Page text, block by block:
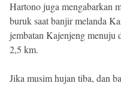
Hartono juga mengabarkan
buruk saat banjir melanda
jembatan Kajenjeng menuju
2,5 km.
Jika musim hujan tiba, dan